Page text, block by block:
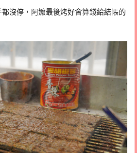
沒停，阿嬤最後烤好會算錢給結帳的